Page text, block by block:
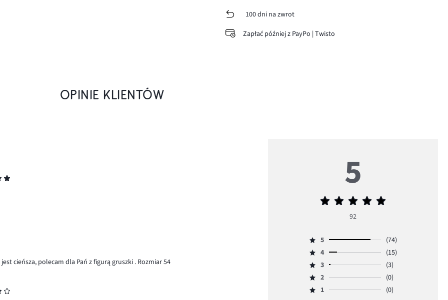
100 dni na zwrot
Zapłać później z PayPo | Twisto
OPINIE KLIENTÓW
cieńsza, polecam dla Pań z figurą gruszki . Rozmiar 54
5
Średnia
5
92
Ocena
5,
ilość
głosów
5
(74)
Ocena
4,
ilość
głosów
4
(15)
Ocena
3,
ilość
3
(3)
Ocena
2,
2
(0)
Ocena
1 (0)